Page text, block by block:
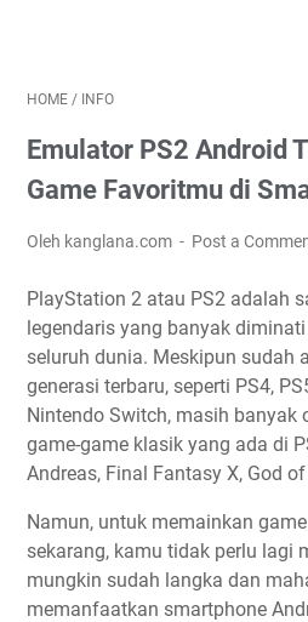
HOME / INFO
Emulator PS2 Android
Game Favoritmu di
Oleh kanglana.com Post a
PlayStation 2 atau PS2 adalah
legendaris yang banyak
seluruh dunia. Meskipun sudah
generasi terbaru, seperti PS4,
Nintendo Switch, masih banyak
game-game klasik yang ada di
Andreas, Final Fantasy X, God
Namun, untuk memainkan
sekarang, kamu tidak perlu lagi
mungkin sudah langka dan
memanfaatkan smartphone